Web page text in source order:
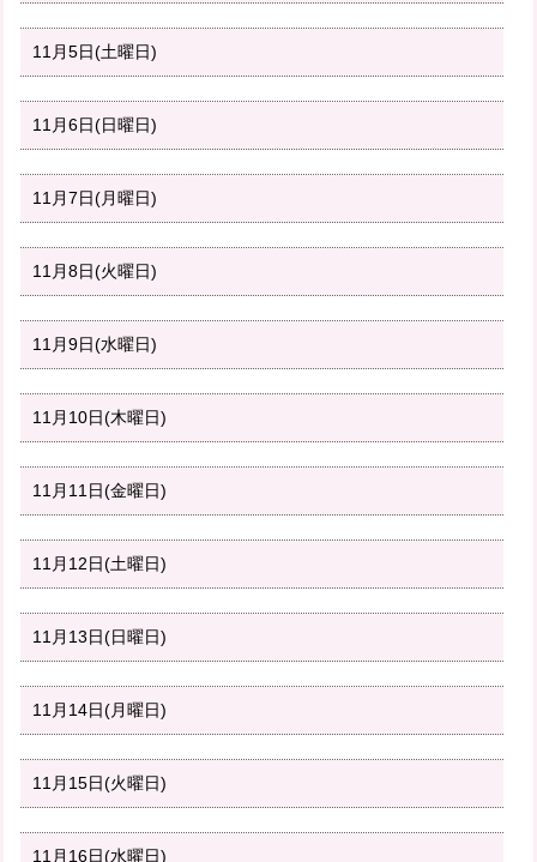
11月5日(土曜日)
11月6日(日曜日)
11月7日(月曜日)
11月8日(火曜日)
11月9日(水曜日)
11月10日(木曜日)
11月11日(金曜日)
11月12日(土曜日)
11月13日(日曜日)
11月14日(月曜日)
11月15日(火曜日)
11月16日(水曜日)